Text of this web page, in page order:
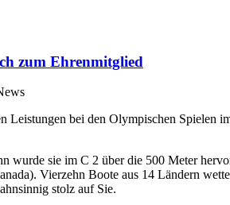
zum Ehrenmitglied
Leistungen bei den Olympischen Spielen
wurde sie im C 2 über die 500 Meter
Vierzehn Boote aus 14 Ländern
stolz auf Sie.